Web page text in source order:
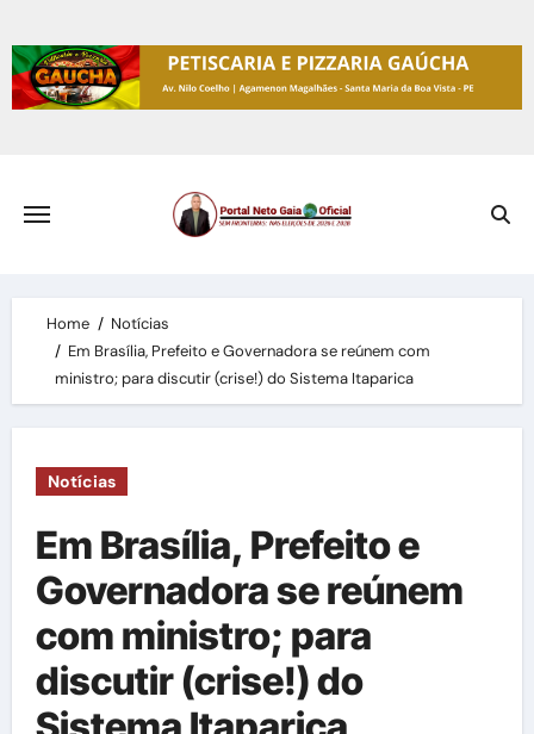
to
content
Home
Notícias
Em Brasília, Prefeito e Governadora se reúnem com
ministro; para discutir (crise!) do Sistema Itaparica
Notícias
Em Brasília, Prefeito e
Governadora se reúnem
com ministro; para
discutir (crise!) do